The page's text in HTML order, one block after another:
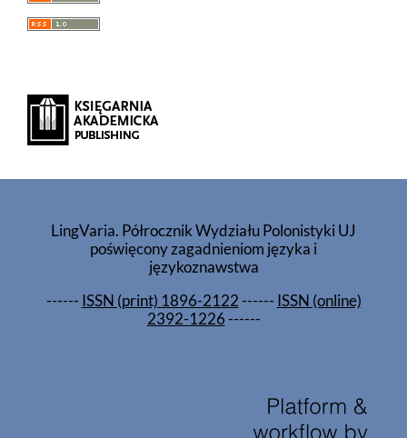
LingVaria. Półrocznik Wydziału Polonistyki UJ
poświęcony zagadnieniom języka i
językoznawstwa
------ ISSN (print) 1896-2122------ ISSN (online)
2392-1226------